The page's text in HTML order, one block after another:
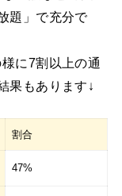
題」で充分で
に7割以上の通
果もあります↓
割合
47%